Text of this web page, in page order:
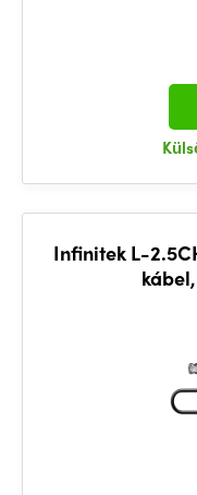
Infinitek L-